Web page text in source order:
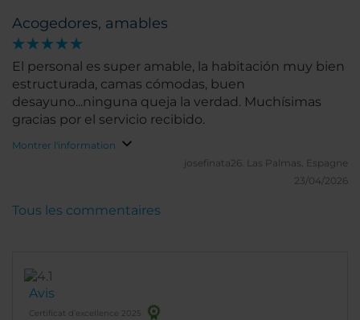
Acogedores, amables
El personal es super amable, la habitación muy bien
estructurada, camas cómodas, buen
desayuno...ninguna queja la verdad. Muchísimas
gracias por el servicio recibido.
Montrer l'information
josefinata26.
Las Palmas, Espagne
23/04/2026
Avis
Certificat d’excellence 2025
Tous les commentaires